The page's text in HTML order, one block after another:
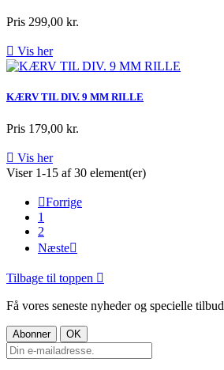
Pris 299,00 kr.
 Vis her
KÆRV TIL DIV. 9 MM RILLE
Pris 179,00 kr.
 Vis her
Viser 1-15 af 30 element(er)
Forrige
1
2
Næste
Tilbage til toppen 
Få vores seneste nyheder og specielle tilbud